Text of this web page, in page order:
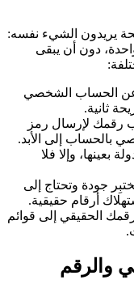
يريدون الشيء نفسه:
دون أن يبقى
الحساب الشخصي
ثانية.
رقمك لإرسال رمز
بالحساب إلى الأبد.
بعينها، وإلا فلا
جودة وتحتاج إلى
أرقام حقيقية.
الحقيقي إلى قوائم
والرقم